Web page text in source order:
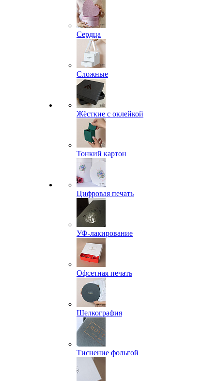
Сердца
Сложные
Жёсткие с оклейкой
Тонкий картон
Цифровая печать
УФ-лакирование
Офсетная печать
Шелкография
Тиснение фольгой